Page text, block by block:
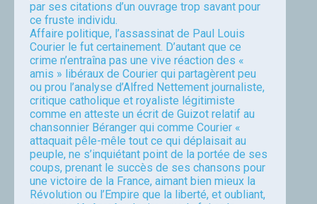
par ses citations d’un ouvrage trop savant pour
ce fruste individu.
Affaire politique, l’assassinat de Paul Louis
Courier le fut certainement. D’autant que ce
crime n’entraîna pas une vive réaction des «
amis » libéraux de Courier qui partagèrent peu
ou prou l’analyse d’Alfred Nettement journaliste,
critique catholique et royaliste légitimiste
comme en atteste un écrit de Guizot relatif au
chansonnier Béranger qui comme Courier «
attaquait pêle-mêle tout ce qui déplaisait au
peuple, ne s’inquiétant point de la portée de ses
coups, prenant le succès de ses chansons pour
une victoire de la France, aimant bien mieux la
Révolution ou l’Empire que la liberté, et oubliant,